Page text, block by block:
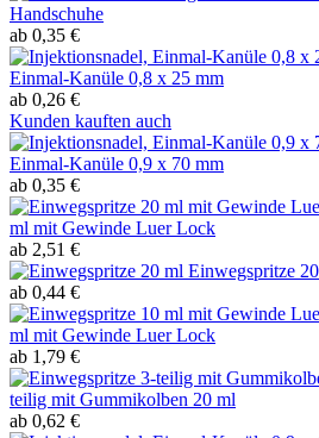
Handschuhe
ab 0,35 €
Einmal-Kanüle 0,8 x 25 mm
ab 0,26 €
Kunden kauften auch
Einmal-Kanüle 0,9 x 70 mm
ab 0,35 €
ml mit Gewinde Luer Lock
ab 2,51 €
Einwegspritze
ab 0,44 €
ml mit Gewinde Luer Lock
ab 1,79 €
teilig mit Gummikolben 20 ml
ab 0,62 €